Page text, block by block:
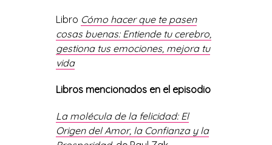
Libro Cómo hacer que te pasen
cosas buenas: Entiende tu cerebro,
gestiona tus emociones, mejora tu
vida
Libros mencionados en el episodio
La molécula de la felicidad: El
Origen del Amor, la Confianza y la